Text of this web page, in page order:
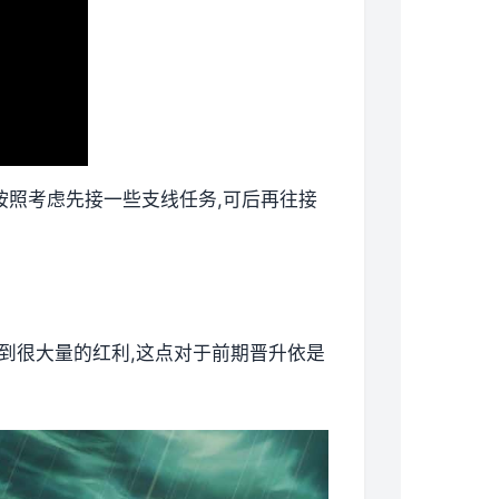
考虑先接一些支线任务,可后再往接
很大量的红利,这点对于前期晋升依是